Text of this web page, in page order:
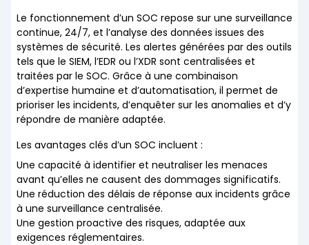
Le fonctionnement d’un SOC repose sur une surveillance
continue, 24/7, et l’analyse des données issues des
systèmes de sécurité. Les alertes générées par des outils
tels que le SIEM, l’EDR ou l’XDR sont centralisées et
traitées par le SOC. Grâce à une combinaison
d’expertise humaine et d’automatisation, il permet de
prioriser les incidents, d’enquêter sur les anomalies et d’y
répondre de manière adaptée.
Les avantages clés d’un SOC incluent :
Une capacité à identifier et neutraliser les menaces
avant qu’elles ne causent des dommages significatifs.
Une réduction des délais de réponse aux incidents grâce
à une surveillance centralisée.
Une gestion proactive des risques, adaptée aux
exigences réglementaires.